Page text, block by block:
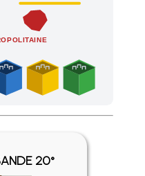
en France
20°